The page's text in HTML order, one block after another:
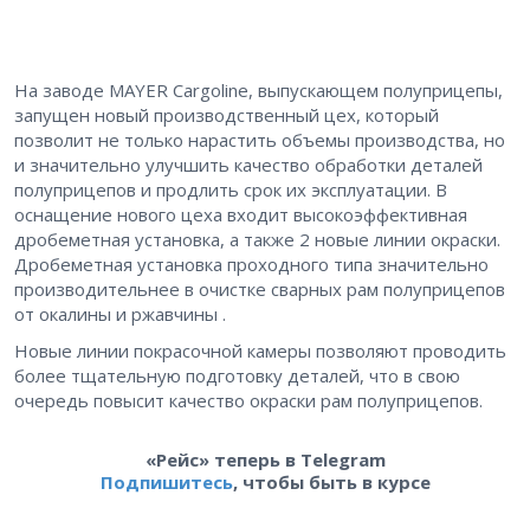
На заводе MAYER Cargoline, выпускающем полуприцепы,
запущен новый производственный цех, который
позволит не только нарастить объемы производства, но
и значительно улучшить качество обработки деталей
полуприцепов и продлить срок их эксплуатации. В
оснащение нового цеха входит высокоэффективная
дробеметная установка, а также 2 новые линии окраски.
Дробеметная установка проходного типа значительно
производительнее в очистке сварных рам полуприцепов
от окалины и ржавчины .
Новые линии покрасочной камеры позволяют проводить
более тщательную подготовку деталей, что в свою
очередь повысит качество окраски рам полуприцепов.
«Рейс» теперь в Telegram
Подпишитесь, чтобы быть в курсе